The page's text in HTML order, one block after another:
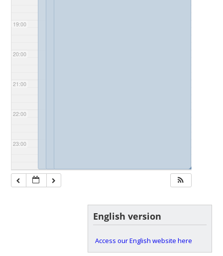
19:00
20:00
21:00
22:00
23:00
◢◢◢
English version
Access our English website here